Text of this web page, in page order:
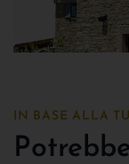
IN BASE ALLA